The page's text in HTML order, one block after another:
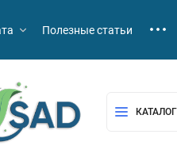
Полезные статьи